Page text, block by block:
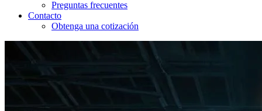
Preguntas frecuentes
Contacto
Obtenga una cotización